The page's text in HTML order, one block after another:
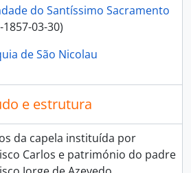
do Santíssimo Sacramento
1857-03-30)
de São Nicolau
e estrutura
da capela instituída por
Carlos e património do padre